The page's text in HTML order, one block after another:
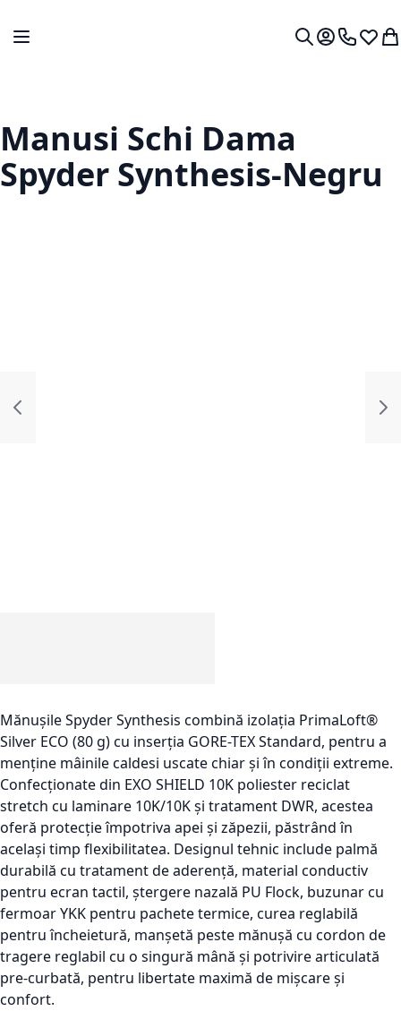
Comutare în navigare
Contul meu.
0724 766
Lista
Manusi Schi Dama
Spyder Synthesis-Negru
Mănușile Spyder Synthesis combină izolația PrimaLoft®
Silver ECO (80 g) cu inserția GORE-TEX Standard, pentru a
menține mâinile caldesi uscate chiar și în condiții extreme.
Confecționate din EXO SHIELD 10K poliester reciclat
stretch cu laminare 10K/10K și tratament DWR, acestea
oferă protecție împotriva apei și zăpezii, păstrând în
același timp flexibilitatea. Designul tehnic include palmă
durabilă cu tratament de aderență, material conductiv
pentru ecran tactil, ștergere nazală PU Flock, buzunar cu
fermoar YKK pentru pachete termice, curea reglabilă
pentru încheietură, manșetă peste mănușă cu cordon de
tragere reglabil cu o singură mână și potrivire articulată
pre-curbată, pentru libertate maximă de mișcare și
confort.